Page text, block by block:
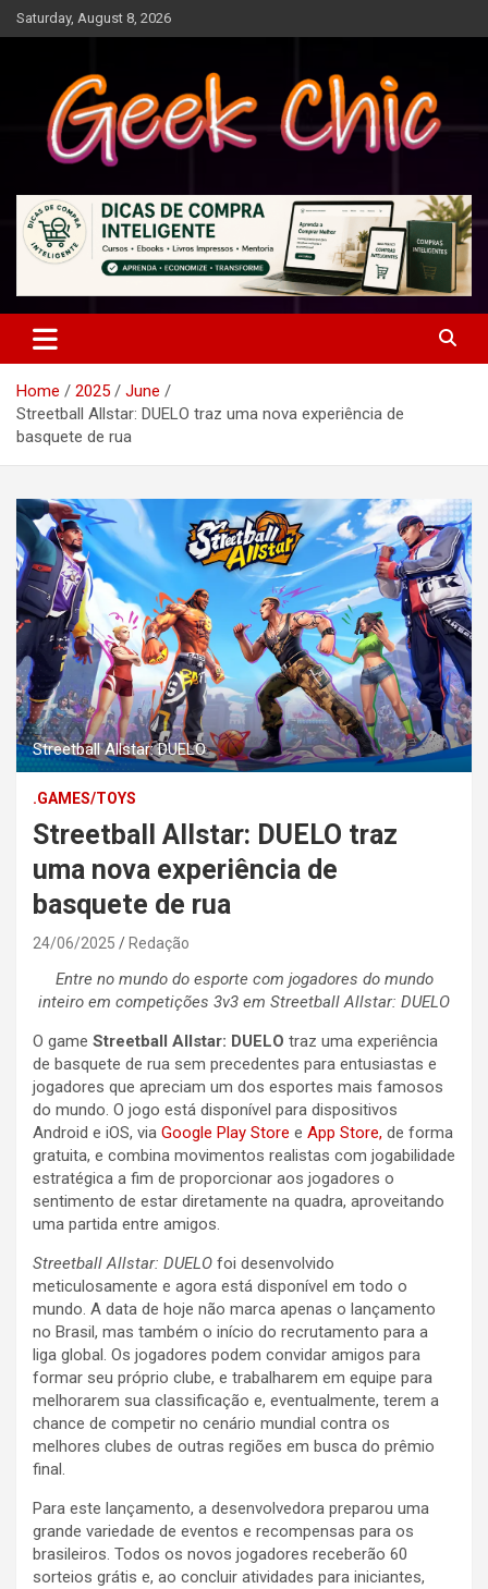
Skip
to
Saturday, August 8, 2026
Geek Chic
Home 2025
June
Streetball Allstar: DUELO traz uma nova experiência de
basquete de rua
Streetball Allstar: DUELO
.GAMES/TOYS
Streetball Allstar: DUELO traz
uma nova experiência de
basquete de rua
24/06/2025 Redação
Entre no mundo do esporte com jogadores do mundo
inteiro em competições 3v3 em Streetball Allstar: DUELO
O game Streetball Allstar: DUELO traz uma experiência
de basquete de rua sem precedentes para entusiastas e
jogadores que apreciam um dos esportes mais famosos
do mundo. O jogo está disponível para dispositivos
Android e iOS, via Google Play Store e App Store, de forma
gratuita, e combina movimentos realistas com jogabilidade
estratégica a fim de proporcionar aos jogadores o
sentimento de estar diretamente na quadra, aproveitando
uma partida entre amigos.
Streetball Allstar: DUELO foi desenvolvido
meticulosamente e agora está disponível em todo o
mundo. A data de hoje não marca apenas o lançamento
no Brasil, mas também o início do recrutamento para a
liga global. Os jogadores podem convidar amigos para
formar seu próprio clube, e trabalharem em equipe para
melhorarem sua classificação e, eventualmente, terem a
chance de competir no cenário mundial contra os
melhores clubes de outras regiões em busca do prêmio
final.
Para este lançamento, a desenvolvedora preparou uma
grande variedade de eventos e recompensas para os
brasileiros. Todos os novos jogadores receberão 60
sorteios grátis e, ao concluir atividades para iniciantes,